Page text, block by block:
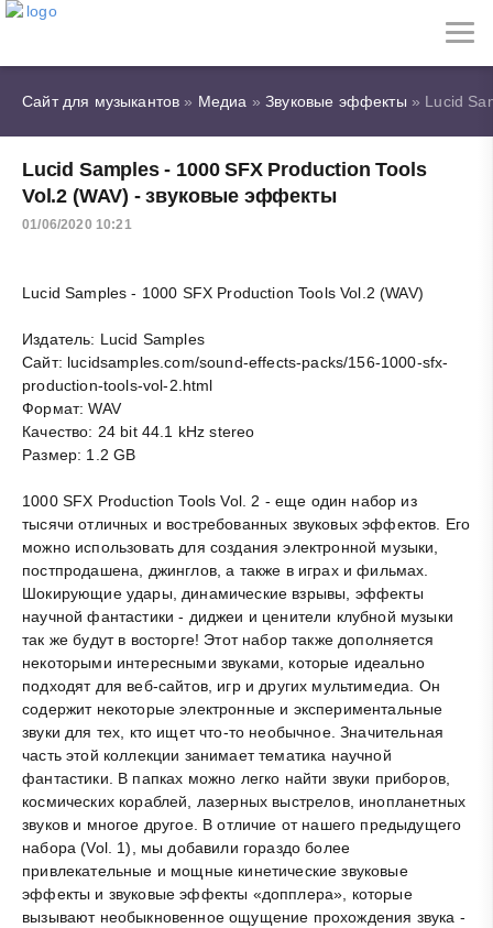
Сайт для музыкантов » Медиа »Звуковые эффекты » Lucid
Lucid Samples - 1000 SFX Production Tools
Vol.2 (WAV) - звуковые эффекты
01/06/2020 10:21
Lucid Samples - 1000 SFX Production Tools Vol.2 (WAV)
Издатель: Lucid Samples
Сайт: lucidsamples.com/sound-effects-packs/156-1000-sfx-
production-tools-vol-2.html
Формат: WAV
Качество: 24 bit 44.1 kHz stereo
Размер: 1.2 GB
1000 SFX Production Tools Vol. 2 - еще один набор из
тысячи отличных и востребованных звуковых эффектов. Его
можно использовать для создания электронной музыки,
постпродашена, джинглов, а также в играх и фильмах.
Шокирующие удары, динамические взрывы, эффекты
научной фантастики - диджеи и ценители клубной музыки
так же будут в восторге! Этот набор также дополняется
некоторыми интересными звуками, которые идеально
подходят для веб-сайтов, игр и других мультимедиа. Он
содержит некоторые электронные и экспериментальные
звуки для тех, кто ищет что-то необычное. Значительная
часть этой коллекции занимает тематика научной
фантастики. В папках можно легко найти звуки приборов,
космических кораблей, лазерных выстрелов, инопланетных
звуков и многое другое. В отличие от нашего предыдущего
набора (Vol. 1), мы добавили гораздо более
привлекательные и мощные кинетические звуковые
эффекты и звуковые эффекты «допплера», которые
вызывают необыкновенное ощущение прохождения звука -